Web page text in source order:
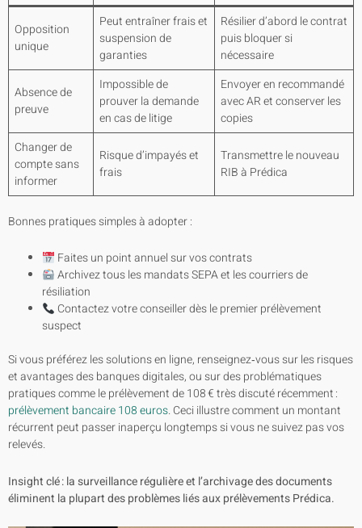
Opposition
unique
Peut entraîner frais et
suspension de
garanties
Résilier d’abord le contrat
puis bloquer si
nécessaire
Absence de
preuve
Impossible de
prouver la demande
en cas de litige
Envoyer en recommandé
avec AR et conserver les
copies
Changer de
compte sans
informer
Risque d’impayés et
frais
Transmettre le nouveau
RIB à Prédica
Bonnes pratiques simples à adopter :
Faites un point annuel sur vos contrats
Archivez tous les mandats SEPA et les courriers de
résiliation
Contactez votre conseiller dès le premier prélèvement
suspect
Si vous préférez les solutions en ligne, renseignez‑vous sur les risques
et avantages des banques digitales, ou sur des problématiques
pratiques comme le prélèvement de 108 € très discuté récemment :
prélèvement bancaire 108 euros. Ceci illustre comment un montant
récurrent peut passer inaperçu longtemps si vous ne suivez pas vos
relevés.
Insight clé : la surveillance régulière et l’archivage des documents
éliminent la plupart des problèmes liés aux prélèvements Prédica.